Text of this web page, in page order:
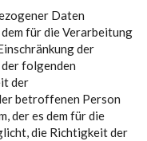
Daten
für die Verarbeitung
der
folgenden
der
betroffenen Person
der es dem für die
die Richtigkeit der